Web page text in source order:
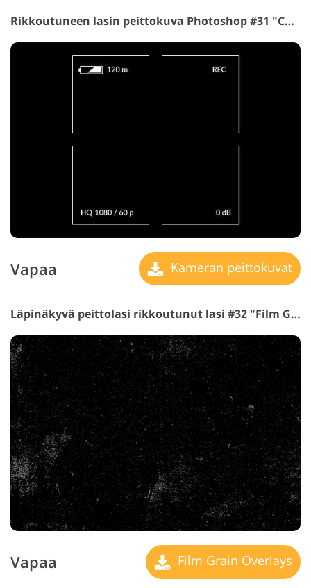
Rikkoutuneen lasin peittokuva Photoshop #31 "Camera"
Vapaa Kameran peittokuvat
Läpinäkyvä peittolasi rikkoutunut lasi #32 "Film Grain"
Vapaa Film Grain Overlays